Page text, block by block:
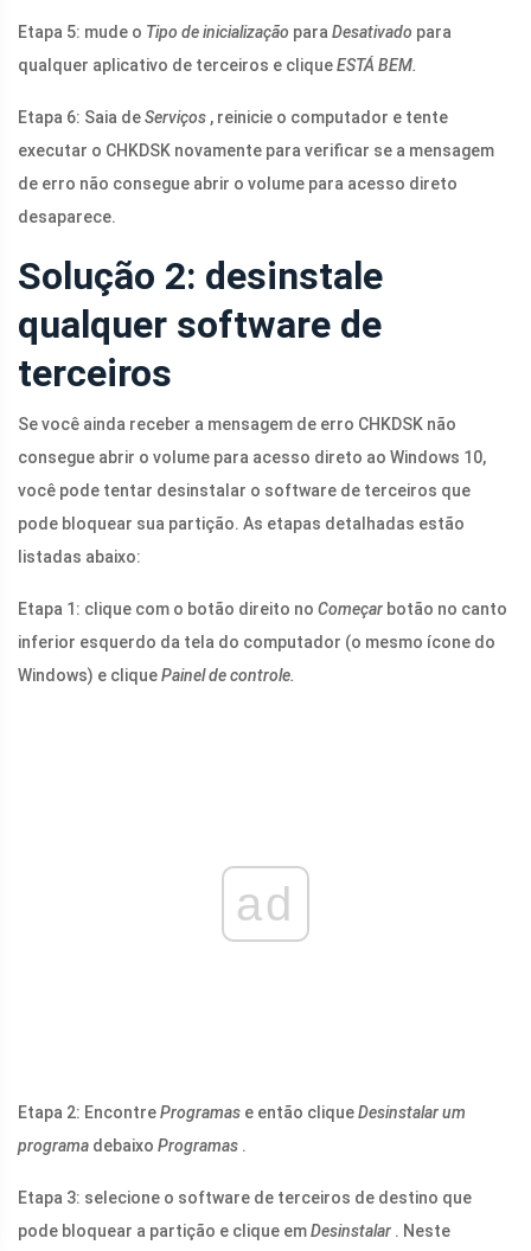
Etapa 5: mude o Tipo de inicialização para Desativado para
qualquer aplicativo de terceiros e cliqueESTÁ BEM.
Etapa 6: Saia deServiços , reinicie o computador e tente
executar o CHKDSK novamente para verificar se a mensagem
de erro não consegue abrir o volume para acesso direto
desaparece.
Solução 2: desinstale
qualquer software de
terceiros
Se você ainda receber a mensagem de erro CHKDSK não
consegue abrir o volume para acesso direto ao Windows 10,
você pode tentar desinstalar o software de terceiros que
pode bloquear sua partição. As etapas detalhadas estão
listadas abaixo:
Etapa 1: clique com o botão direito no Começar botão no canto
inferior esquerdo da tela do computador (o mesmo ícone do
Windows) e cliquePainel de controle.
ad
Etapa 2: EncontreProgramas e então cliqueDesinstalar um
programa debaixo Programas .
Etapa 3: selecione o software de terceiros de destino que
pode bloquear a partição e clique emDesinstalar . Neste